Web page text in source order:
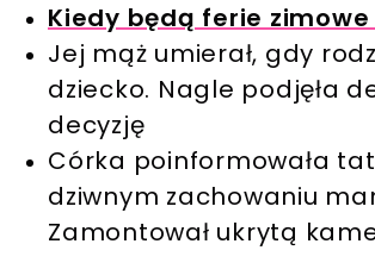
Kiedy będą ferie zimowe
Jej mąż umierał, gdy
dziecko. Nagle podjęła
decyzję
Córka poinformowała
dziwnym zachowaniu
Zamontował ukrytą